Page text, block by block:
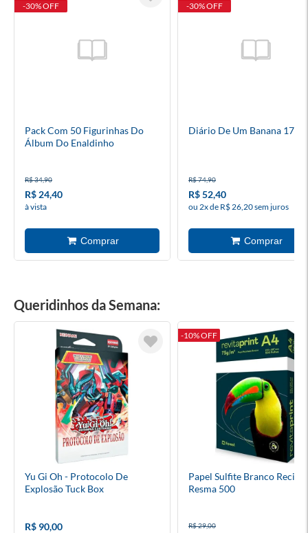
-30% OFF
Pack Com 50 Figurinhas Do
Álbum Do Enaldinho
R$ 34,90
R$ 24,40
à vista
-30% OFF
Diário De Um Banana 17
R$ 74,90
R$ 52,40
ou 2x de R$ 26,20 sem juros
Queridinhos da Semana:
Yu Gi Oh - Protocolo De
Explosão Tuck Box
R$ 90,00
-10% OFF
Papel Sulfite Branco
Resma 500
R$ 29,00